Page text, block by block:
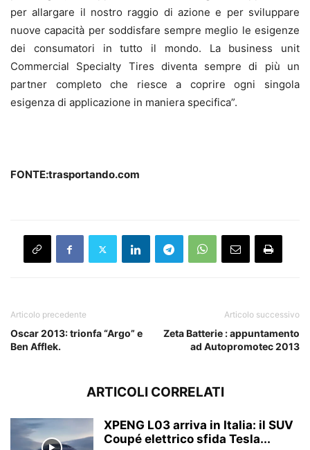
per allargare il nostro raggio di azione e per sviluppare
nuove capacità per soddisfare sempre meglio le esigenze
dei consumatori in tutto il mondo. La business unit
Commercial Specialty Tires diventa sempre di più un
partner completo che riesce a coprire ogni singola
esigenza di applicazione in maniera specifica”.
FONTE:trasportando.com
Articolo precedente
Oscar 2013: trionfa “Argo” e
Ben Afflek.
Articolo successivo
Zeta Batterie : appuntamento
ad Autopromotec 2013
ARTICOLI CORRELATI
XPENG L03 arriva in Italia: il SUV
Coupé elettrico sfida Tesla...